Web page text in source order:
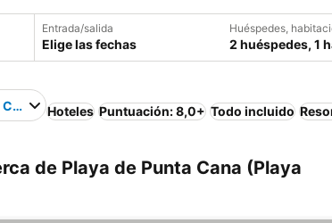
Entrada/salida
Elige las fechas
Huéspedes,
2 huéspedes, 1
Cana Hoteles Puntuación: 8,0+ Todo incluido
de Playa de Punta Cana (Playa